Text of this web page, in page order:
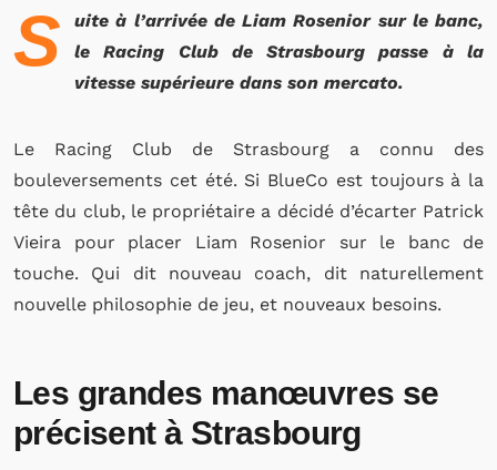
S
uite à l’arrivée de Liam Rosenior sur le banc,
le Racing Club de Strasbourg passe à la
vitesse supérieure dans son mercato.
Le Racing Club de Strasbourg a connu des
bouleversements cet été. Si BlueCo est toujours à la
tête du club, le propriétaire a décidé d’écarter Patrick
Vieira pour placer Liam Rosenior sur le banc de
touche. Qui dit nouveau coach, dit naturellement
nouvelle philosophie de jeu, et nouveaux besoins.
Les grandes manœuvres se
précisent à Strasbourg